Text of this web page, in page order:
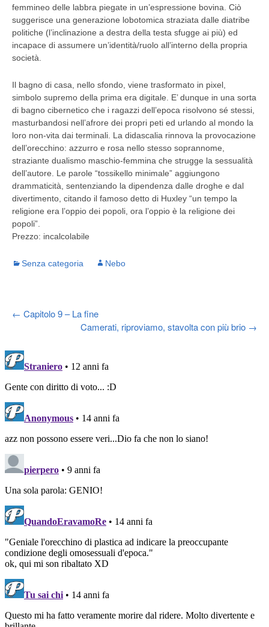
femmineo delle labbra piegate in un’espressione bovina. Ciò
suggerisce una generazione lobotomica straziata dalle diatribe
politiche (l’inclinazione a destra della testa sfugge ai più) ed
incapace di assumere un’identità/ruolo all’interno della propria
società.
Il bagno di casa, nello sfondo, viene trasformato in pixel,
simbolo supremo della prima era digitale. E’ dunque in una sorta
di bagno cibernetico che i ragazzi dell’epoca risolvono sé stessi,
masturbandosi nell’afrore dei propri peti ed urlando al mondo la
loro non-vita dai terminali. La didascalia rinnova la provocazione
dell’orecchino: azzurro e rosa nello stesso soprannome,
straziante dualismo maschio-femmina che strugge la sessualità
dell’autore. Le parole “tossikello minimale” aggiungono
drammaticità, sentenziando la dipendenza dalle droghe e dal
divertimento, citando il famoso detto di Huxley “un tempo la
religione era l’oppio dei popoli, ora l’oppio è la religione dei
popoli”.
Prezzo: incalcolabile
Senza categoria Nebo
Post
navigation
← Capitolo 9 – La fine
Camerati, riproviamo, stavolta con più brio →